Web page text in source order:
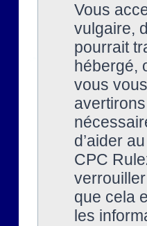
Vous
vulgaire,
pourrait
hébergé,
vous
d’aider
CPC
que cela
les